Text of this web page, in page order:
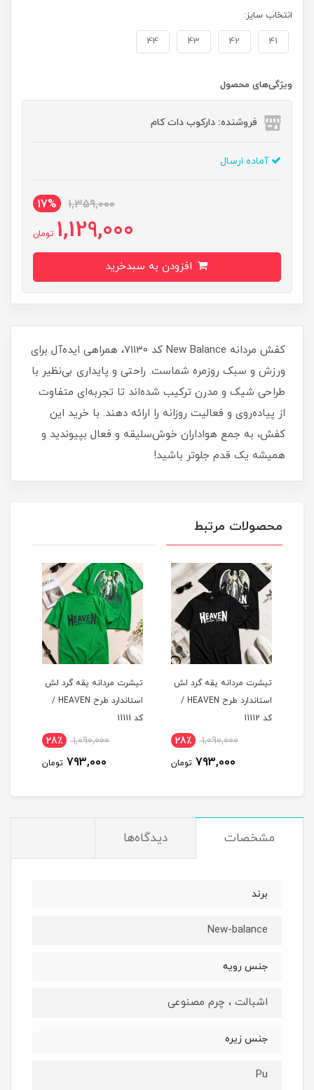
انتخاب سایز:
41
42
43
44
ویژگی‌های محصول
فروشنده: دارکوب دات کام
آماده ارسال
1,359,000
17%
1,129,000 تومان
کفش مردانه New Balance کد 71130، همراهی ایده‌آل برای
ورزش و سبک روزمره شماست. راحتی و پایداری بی‌نظیر با
طراحی شیک و مدرن ترکیب شده‌اند تا تجربه‌ای متفاوت
از پیاده‌روی و فعالیت روزانه را ارائه دهند. با خرید این
کفش، به جمع هواداران خوش‌سلیقه و فعال بپیوندید و
همیشه یک قدم جلوتر باشید!
محصولات مرتبط
تیشرت مردانه یقه گرد لش
استاندارد طرح HEAVEN /
کد 11112
1,090,000 28٪
793,000 تومان
تیشرت مردانه یقه گرد لش
استاندارد طرح HEAVEN /
کد 11111
1,090,000 28٪
793,000 تومان
مشخصات دیدگاه‌ها
برند
New-balance
جنس رویه
اشبالت ، چرم مصنوعی
جنس زیره
Pu